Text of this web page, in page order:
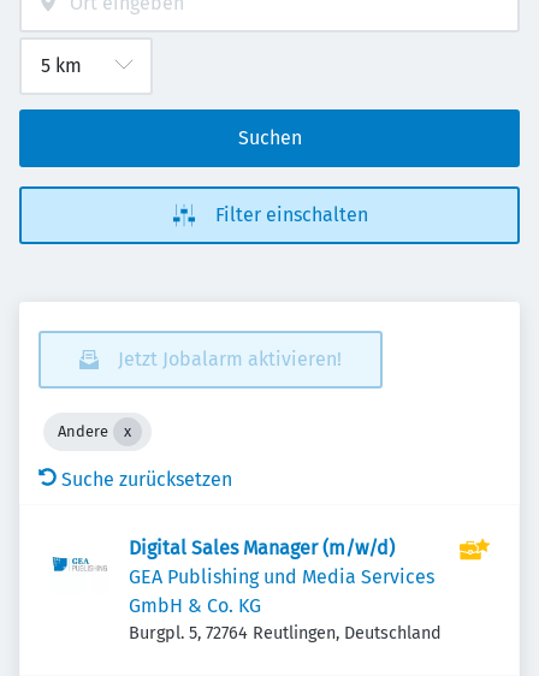
Suchen
Filter einschalten
Jetzt Jobalarm aktivieren!
Andere
Suche zurücksetzen
Digital Sales Manager (m/w/d)
GEA Publishing und Media Services
GmbH & Co. KG
Burgpl. 5, 72764 Reutlingen, Deutschland